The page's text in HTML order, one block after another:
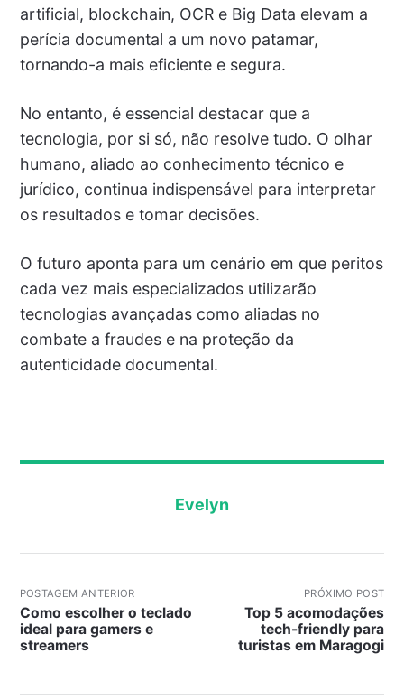
artificial, blockchain, OCR e Big Data elevam a
perícia documental a um novo patamar,
tornando-a mais eficiente e segura.
No entanto, é essencial destacar que a
tecnologia, por si só, não resolve tudo. O olhar
humano, aliado ao conhecimento técnico e
jurídico, continua indispensável para interpretar
os resultados e tomar decisões.
O futuro aponta para um cenário em que peritos
cada vez mais especializados utilizarão
tecnologias avançadas como aliadas no
combate a fraudes e na proteção da
autenticidade documental.
Evelyn
POSTAGEM ANTERIOR
Como escolher o teclado
ideal para gamers e
streamers
PRÓXIMO POST
Top 5 acomodações
tech-friendly para
turistas em Maragogi